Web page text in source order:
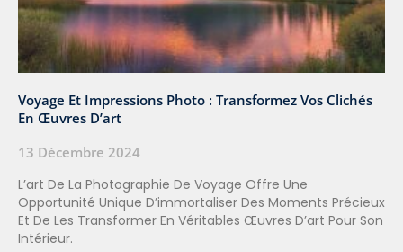
Voyage Et Impressions Photo : Transformez Vos Clichés
En Œuvres D’art
13 Décembre 2024
L’art De La Photographie De Voyage Offre Une
Opportunité Unique D’immortaliser Des Moments Précieux
Et De Les Transformer En Véritables Œuvres D’art Pour Son
Intérieur.